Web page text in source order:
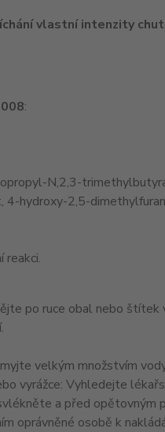
vlastní intenzity
:
N,2,3-
hydroxy-2,5-
reakci.
po ruce obal nebo štítek
velkým množstvím
vyrážce: Vyhledejte
a před opětovným
oprávněné osobě k